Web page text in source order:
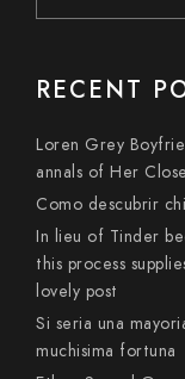
RECENT
Loren Grey
annals of Her
Como descubrir
In lieu of Tinder
this process
lovely post
Si seri­a una
muchisima fortuna